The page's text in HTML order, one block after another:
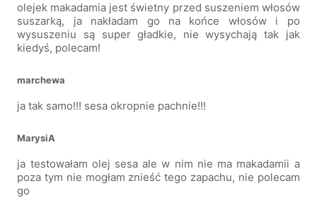
olejek makadamia jest świetny przed suszeniem włosów
suszarką, ja nakładam go na końce włosów i po
wysuszeniu są super gładkie, nie wysychają tak jak
kiedyś, polecam!
marchewa
ja tak samo!!! sesa okropnie pachnie!!!
MarysiA
ja testowałam olej sesa ale w nim nie ma makadamii a
poza tym nie mogłam znieść tego zapachu, nie polecam
go